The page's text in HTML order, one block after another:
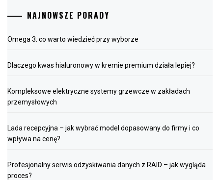
NAJNOWSZE PORADY
Omega 3: co warto wiedzieć przy wyborze
Dlaczego kwas hialuronowy w kremie premium działa lepiej?
Kompleksowe elektryczne systemy grzewcze w zakładach
przemysłowych
Lada recepcyjna – jak wybrać model dopasowany do firmy i co
wpływa na cenę?
Profesjonalny serwis odzyskiwania danych z RAID – jak wygląda
proces?